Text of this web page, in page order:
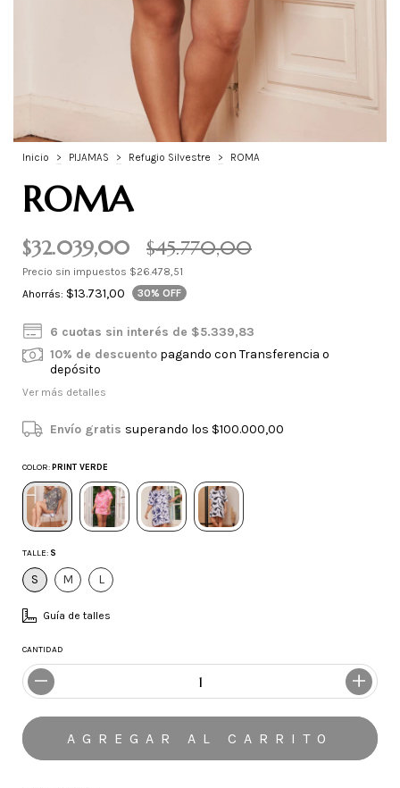
Inicio > PIJAMAS > Refugio Silvestre > ROMA
ROMA
$32.039,00 $45.770,00
Precio sin impuestos $26.478,51
Ahorrás: $13.731,00 30% OFF
6 cuotas sin interés de $5.339,83
10% de descuento pagando con Transferencia o
depósito
Ver más detalles
Envío gratis superando los $100.000,00
COLOR:PRINT VERDE
TALLE: S
S M L
Guía de talles
CANTIDAD